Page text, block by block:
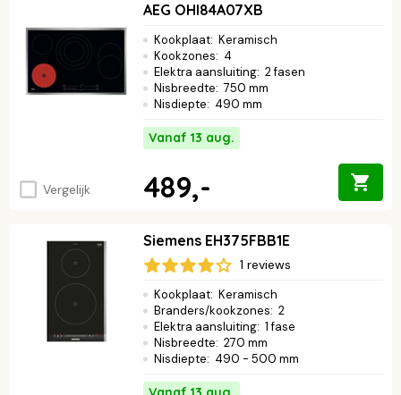
Vergelijk
AEG OHI84A07XB
Kookplaat: Keramisch
Kookzones: 4
Elektra aansluiting: 2 fasen
Nisbreedte: 750 mm
Nisdiepte: 490 mm
Vanaf 13 aug.
489,-
Siemens EH375FBB1E
1 reviews
Kookplaat: Keramisch
Branders/kookzones: 2
Elektra aansluiting: 1 fase
Nisbreedte: 270 mm
Nisdiepte: 490 - 500 mm